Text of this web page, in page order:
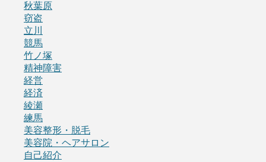
秋葉原
窃盗
立川
競馬
竹ノ塚
精神障害
経営
経済
綾瀬
練馬
美容整形・脱毛
美容院・ヘアサロン
自己紹介